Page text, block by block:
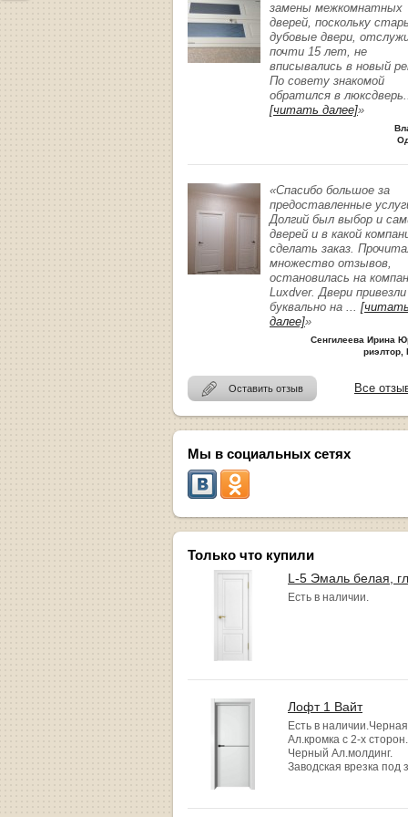
замены межкомнатных
дверей, поскольку
дубовые двери,
почти 15 лет, не
вписывались в новый
По совету знакомой
обратился в люксдверь
[читать далее]»
«Спасибо большое за
предоставленные
Долгий был выбор и
дверей и в какой
сделать заказ.
множество отзывов,
остановилась на
Luxdver. Двери привезли
буквально на ...
далее]»
Сенгилеева Ирина
риэлтор,
Оставить отзыв Все
Мы в социальных сетях
Только что купили
L-5 Эмаль белая,
Есть в наличии.
Лофт 1 Вайт
Есть в наличии.Черная
Ал.кромка с 2-х сторон.
Черный Ал.молдинг.
Заводская врезка под